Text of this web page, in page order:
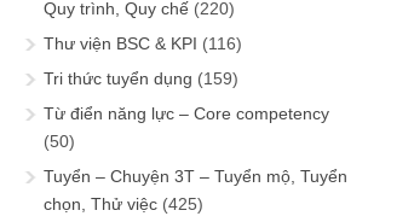
Quy trình, Quy chế (220)
Thư viện BSC & KPI (116)
Tri thức tuyển dụng (159)
Từ điển năng lực – Core competency
(50)
Tuyển – Chuyện 3T – Tuyển mộ, Tuyển
chọn, Thử việc (425)